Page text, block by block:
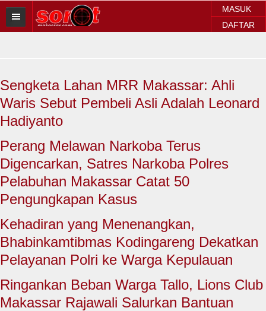
MASUK
DAFTAR
Sorot Makassar
Sorot Nasional
EKONOMI
HUKUM & KRIMINAL
TNI & POLRI
Sengketa Lahan MRR Makassar: Ahli
Waris Sebut Pembeli Asli Adalah Leonard
Hadiyanto
Perang Melawan Narkoba Terus
Digencarkan, Satres Narkoba Polres
Pelabuhan Makassar Catat 50
Pengungkapan Kasus
Kehadiran yang Menenangkan,
Bhabinkamtibmas Kodingareng Dekatkan
Pelayanan Polri ke Warga Kepulauan
Ringankan Beban Warga Tallo, Lions Club
Makassar Rajawali Salurkan Bantuan